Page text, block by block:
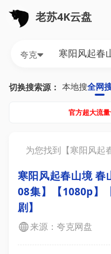
老苏4K云盘
夸克
切换搜索源： 本地搜全网
官方超大流
为您找到【寒阳风起
寒阳风起春山境 春
08集】【1080p】
剧】
来源：夸克网盘